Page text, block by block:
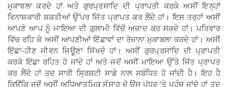
ਮੁਕਾਬਲਾ ਕਰਦੇ ਹਾਂ ਅਤੇ ਗੁਰਪ੍ਰਸਾਦਿ ਦੀ ਪ੍ਰਾਪਤੀ ਕਰਕੇ ਅਸੀਂ ਇਨ੍ਹਾਂ
ਵਿਨਾਸ਼ਕਾਰੀ ਸ਼ਕਤੀਆਂ ਉੱਪਰ ਜਿੱਤ ਪ੍ਰਾਪਤ ਕਰ ਲੈਂਦੇ ਹਾਂ। ਇਸ ਤਰ੍ਹਾਂ ਅਸੀਂ
ਆਪਣੇ ਆਪ ਨੂੰ ਮਾਇਆ ਦੀ ਗ਼ੁਲਾਮੀ ਵਿੱਚੋਂ ਅਜ਼ਾਦ ਕਰ ਸਕਦੇ ਹਾਂ। ਪਰਿਵਾਰ
ਵਿੱਚ ਰਹਿ ਕੇ ਅਸੀਂ ਆਪਣੀਆਂ ਇੱਛਾਵਾਂ ਦਾ ਰੋਜ਼ਾਨਾ ਮੁਕਾਬਲਾ ਕਰਦੇ ਹਾਂ। ਅਸੀਂ
ਇੱਛਾ-ਹੀਣ ਜੀਵਨ ਜਿਊਣਾ ਸਿੱਖਦੇ ਹਾਂ। ਅਸੀਂ ਗੁਰਪ੍ਰਸਾਦਿ ਦੀ ਪ੍ਰਾਪਤੀ
ਕਰਕੇ ਇੱਛਾ ਰਹਿਤ ਹੋ ਜਾਂਦੇ ਹਾਂ ਅਤੇ ਜਦੋਂ ਅਸੀਂ ਮਾਇਆ ਉੱਤੇ ਜਿੱਤ ਪ੍ਰਾਪਤ
ਕਰ ਲੈਂਦੇ ਹਾਂ ਤਦ ਸਾਰੀ ਸ੍ਰਿਸ਼ਟੀ ਸਾਡੇ ਨਾਲ ਸਬੰਧਿਤ ਹੋ ਜਾਂਦੀ ਹੈ। ਇਹ ਹੈ
ਕਿਉਂਕਿ ਜਦੋਂ ਅਸੀਂ ਅਧਿਆਤਮਿਕ ਸੰਸਾਰ ਦੇ ਉਸ ਪੱਧਰ ’ਤੇ ਪਹੁੰਚ ਜਾਂਦੇ ਹਾਂ ਤਦ